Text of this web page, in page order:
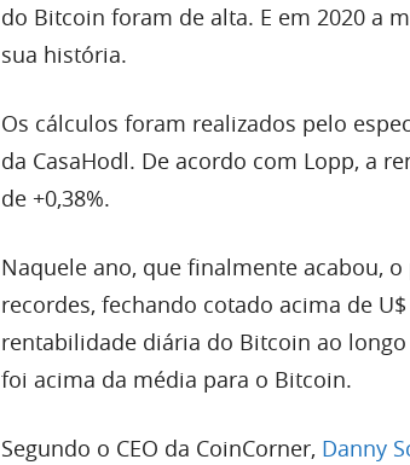
do Bitcoin foram de alta. E em 2020 a
sua história.
Os cálculos foram realizados pelo
da CasaHodl. De acordo com Lopp, a
de +0,38%.
Naquele ano, que finalmente acabou,
recordes, fechando cotado acima de
rentabilidade diária do Bitcoin ao
foi acima da média para o Bitcoin.
Segundo o CEO da CoinCorner, Danny